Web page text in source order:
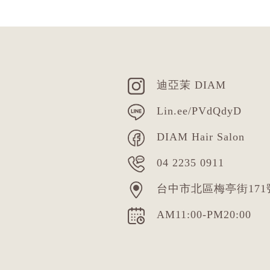
迪亞茉 DIAM
Lin.ee/PVdQdyD
DIAM Hair Salon
04 2235 0911
台中市北區梅亭街171
AM11:00-PM20:00